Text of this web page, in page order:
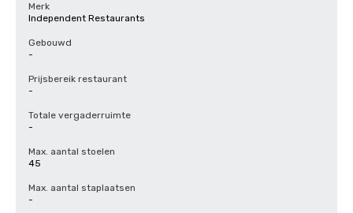
Merk
Independent Restaurants
Gebouwd
-
Prijsbereik restaurant
-
Totale vergaderruimte
-
Max. aantal stoelen
45
Max. aantal staplaatsen
-